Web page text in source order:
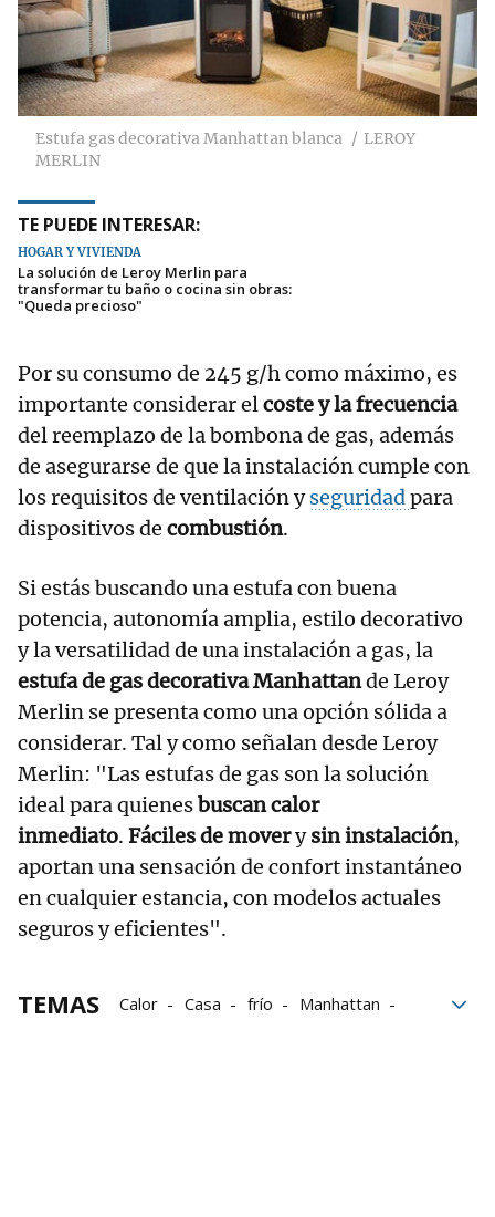
Estufa gas decorativa Manhattan blanca
LEROY
MERLIN
TE PUEDE INTERESAR:
HOGAR Y VIVIENDA
La solución de Leroy Merlin para
transformar tu baño o cocina sin obras:
"Queda precioso"
Por su consumo de 245 g/h como máximo, es
importante considerar elcoste y la frecuencia
del reemplazo de la bombona de gas, además
de asegurarse de que la instalación cumple con
los requisitos de ventilación yseguridadpara
dispositivos de combustión.
Si estás buscando una estufa con buena
potencia, autonomía amplia, estilo decorativo
y la versatilidad de una instalación a gas, la
estufa de gas decorativa Manhattande Leroy
Merlin se presenta como una opción sólida a
considerar. Tal y como señalan desde Leroy
Merlin: "Las estufas de gas son la solución
ideal para quienesbuscan calor
inmediato. Fáciles de moverysin instalación,
aportan una sensación de confort instantáneo
en cualquier estancia, con modelos actuales
seguros y eficientes".
TEMAS Calor Casa frío
Manhattan